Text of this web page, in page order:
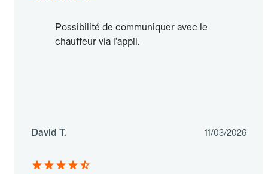
Possibilité de communiquer avec le
chauffeur via l'appli.
David T. 11/03/2026